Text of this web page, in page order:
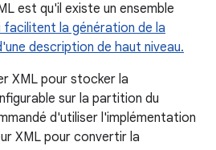
est qu'il existe un ensemble
facilitent la génération de la
description de haut niveau.
XML pour stocker la
sur la partition du
d'utiliser l'implémentation
XML pour convertir la